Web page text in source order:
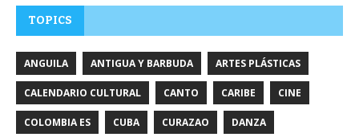
TOPICS
ANGUILA ANTIGUA Y BARBUDA ARTES PLÁSTICAS
CALENDARIO CULTURAL CANTO CARIBE CINE
COLOMBIA ES CUBA CURAZAO DANZA